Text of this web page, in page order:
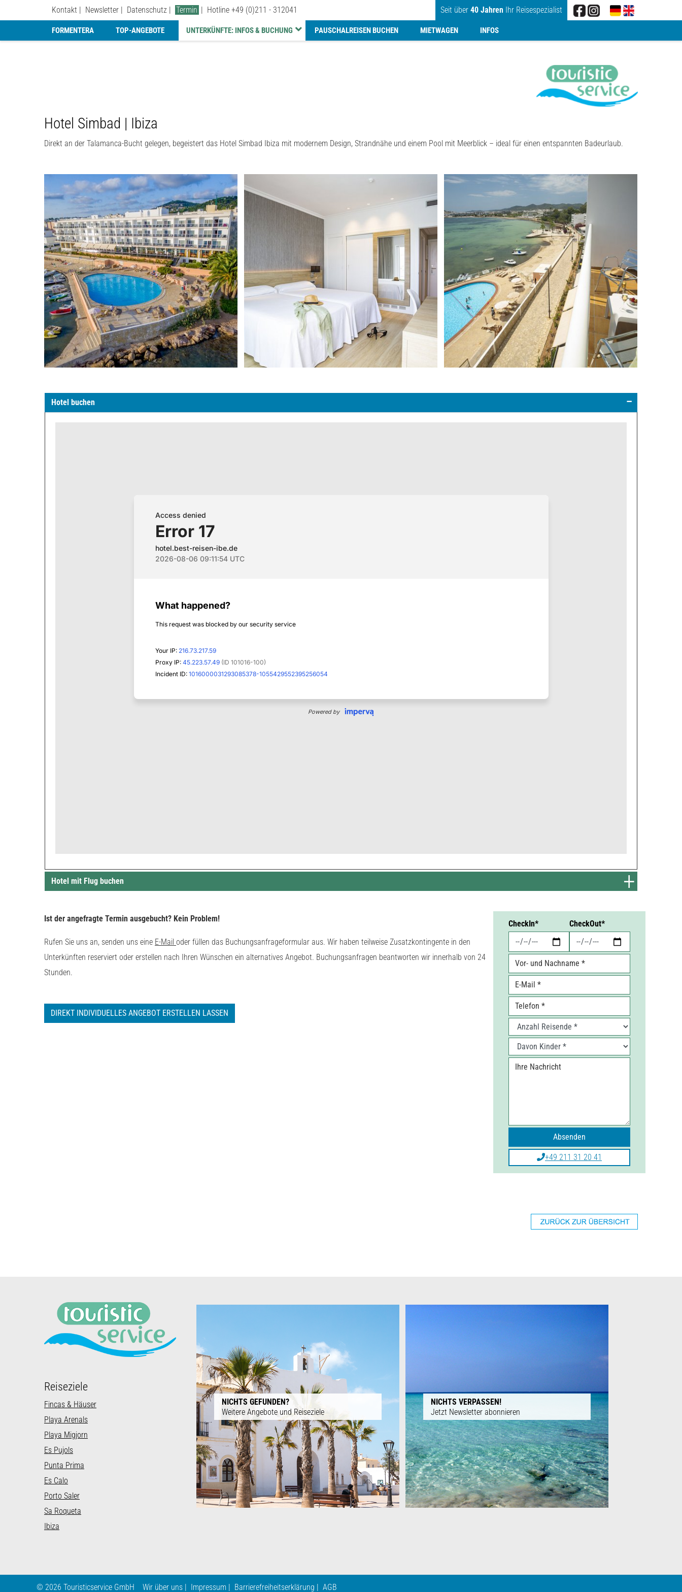
Kontakt Newsletter Datenschutz Termin Hotline +49 (0)211 - 312041 Seit über 40 Jahren Ihr Reisespezialist
FORMENTERA TOP-ANGEBOTE UNTERKÜNFTE: INFOS & BUCHUNG PAUSCHALREISEN BUCHEN MIETWAGEN INFOS
Hotel Simbad | Ibiza
Direkt an der Talamanca-Bucht gelegen, begeistert das Hotel Simbad Ibiza mit modernem Design, Strandnähe und einem Pool mit Meerblick – ideal für einen entspannten Badeurlaub.
Hotel buchen
Hotel mit Flug buchen
Ist der angefragte Termin ausgebucht? Kein Problem!
Rufen Sie uns an, senden uns eine E-Mail oder füllen das Buchungsanfrageformular aus. Wir haben teilweise Zusatzkontingente in den
Unterkünften reserviert oder erstellen nach Ihren Wünschen ein alternatives Angebot. Buchungsanfragen beantworten wir innerhalb von 24
Stunden.
DIREKT INDIVIDUELLES ANGEBOT ERSTELLEN LASSEN
Anfrage
CheckIn* CheckOut*
Vor- und Nachname*
E-Mail*
Telefon
Anzahl Reisende*
Davon Kinder*
Ihre Nachricht
+49 211 31 20 41
Reiseziele
Fincas & Häuser
Playa Arenals
Playa Migjorn
Es Pujols
Punta Prima
Es Calo
Porto Saler
Sa Roqueta
Ibiza
NICHTS GEFUNDEN?
Weitere Angebote und Reiseziele
NICHTS VERPASSEN!
Jetzt Newsletter abonnieren
© 2026 Touristicservice GmbH Wir über uns Impressum Barrierefreiheitserklärung AGB